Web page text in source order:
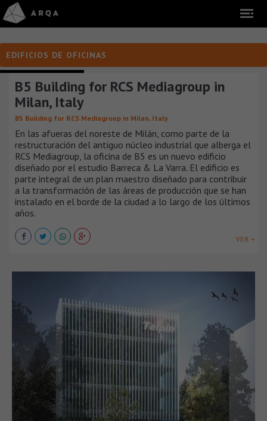
EDIFICIOS DE OFICINAS
EDIFICIOS DE OFICINAS
B5 Building for RCS Mediagroup in
Milan, Italy
B5 Building for RCS Mediagroup in Milan, Italy
En las afueras del noreste de Milán, como parte de la
restructuración del antiguo núcleo industrial que alberga el
RCS Mediagroup, la oficina de B5 es un nuevo edificio
diseñado por el estudio Barreca & La Varra. El edificio es
parte integral de un plan maestro diseñado para contribuir
a la transformación de las áreas de producción que se han
instalado en el borde de la ciudad a lo largo de los últimos
años.
VER +